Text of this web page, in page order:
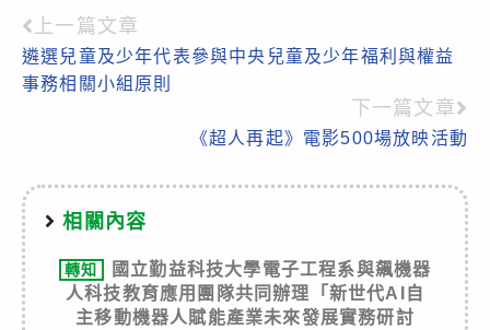
Read
more
上一篇文章
遴選兒童及少年代表參與中央兒童及少年福利與權益
事務相關小組原則
下一篇文章
《超人再起》電影500場放映活動
相關內容
轉知
國立勤益科技大學電子工程系與飆機器
人科技教育應用團隊共同辦理「新世代AI自
主移動機器人賦能產業未來發展實務研討